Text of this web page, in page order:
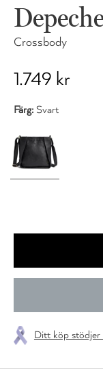
Crossbody
1.749 kr
Färg: Svart
Ditt köp stödjer